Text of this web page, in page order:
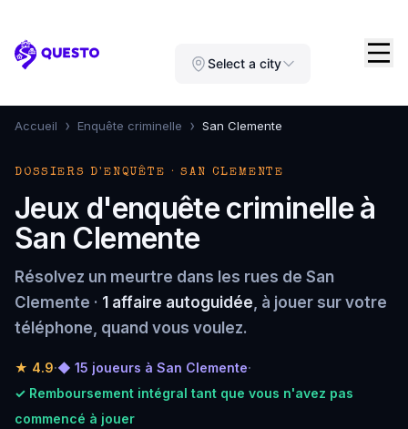
Questo Select a city
Accueil › Enquête criminelle › San Clemente
DOSSIERS D'ENQUÊTE · SAN CLEMENTE
Jeux d'enquête criminelle à
San Clemente
Résolvez un meurtre dans les rues de San
Clemente · 1 affaire autoguidée, à jouer sur votre
téléphone, quand vous voulez.
★ 4.9·◆ 15 joueurs à San Clemente·
✓ Remboursement intégral tant que vous n'avez pas
commencé à jouer